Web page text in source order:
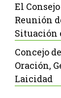
El
Reunión
Situación
Concejo
Oración,
Laicidad